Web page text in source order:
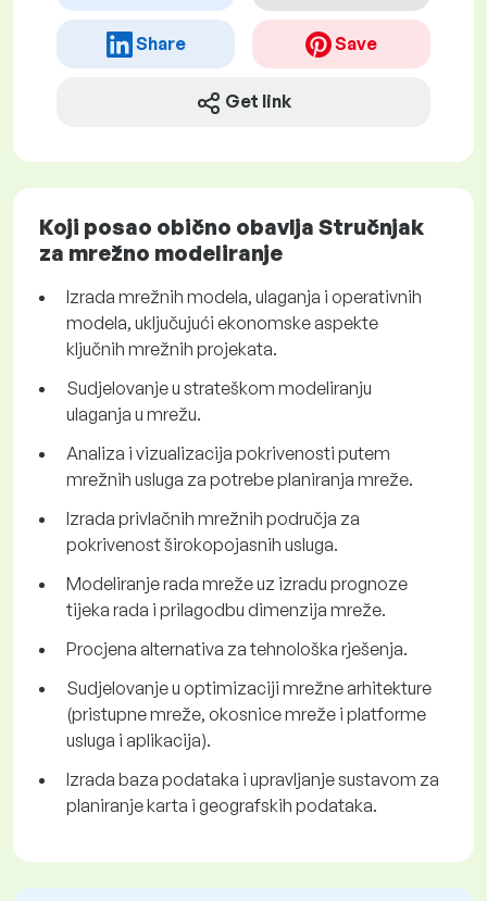
Share Save
Get link
Koji posao obično obavlja Stručnjak
za mrežno modeliranje
Izrada mrežnih modela, ulaganja i operativnih
modela, uključujući ekonomske aspekte
ključnih mrežnih projekata.
Sudjelovanje u strateškom modeliranju
ulaganja u mrežu.
Analiza i vizualizacija pokrivenosti putem
mrežnih usluga za potrebe planiranja mreže.
Izrada privlačnih mrežnih područja za
pokrivenost širokopojasnih usluga.
Modeliranje rada mreže uz izradu prognoze
tijeka rada i prilagodbu dimenzija mreže.
Procjena alternativa za tehnološka rješenja.
Sudjelovanje u optimizaciji mrežne arhitekture
(pristupne mreže, okosnice mreže i platforme
usluga i aplikacija).
Izrada baza podataka i upravljanje sustavom za
planiranje karta i geografskih podataka.